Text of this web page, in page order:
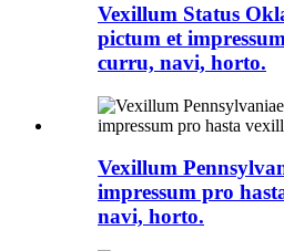
Vexillum Status
pictum et
curru, navi, horto.
Vexillum
impressum pro
navi, horto.